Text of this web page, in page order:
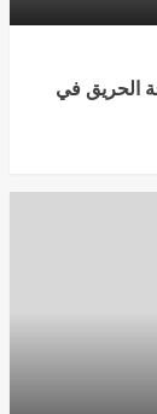
الحريق في